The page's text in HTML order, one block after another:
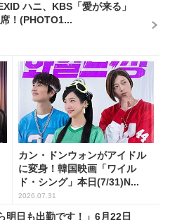
ハニ、KBS「愛が来る」
！(PHOTO1...
カン・ドンウォンがアイドル
に変身！韓国映画「ワイル
ド・シング」本日(7/31)N...
2026.07.31
明日も出勤です！」6月22日